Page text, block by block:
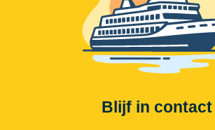
Blijf in contact